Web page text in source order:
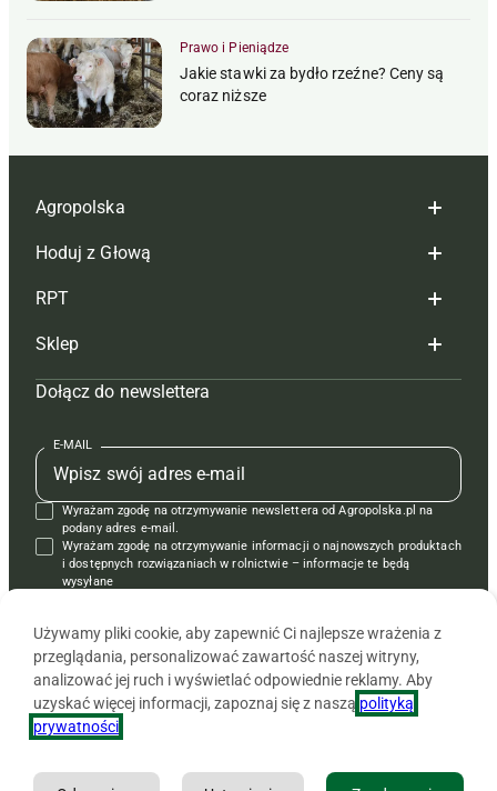
Prawo i Pieniądze
Jakie stawki za bydło rzeźne? Ceny są
coraz niższe
Agropolska
Redakcja
Reklama
Tagi
Mapa serwisu
Kontakt
Regulamin
Polityka prywatności
Hoduj z Głową
Hoduj z głową bydło
Hoduj z głową świnie
Prenumerata
Redakcja
Kontakt
Reklama
RPT
Redakcja
Prenumerata
Reklama
Kontakt
Krzyżówki
Sklep
Czasopisma i prenumerata
Książki
Regulamin
Dołącz do newslettera
E-MAIL
Wyrażam zgodę na otrzymywanie newslettera od Agropolska.pl na
podany adres e-mail.
Wyrażam zgodę na otrzymywanie informacji o najnowszych produktach
i dostępnych rozwiązaniach w rolnictwie – informacje te będą
wysyłane
Używamy pliki cookie, aby zapewnić Ci najlepsze wrażenia z
przeglądania, personalizować zawartość naszej witryny,
analizować jej ruch i wyświetlać odpowiednie reklamy. Aby
uzyskać więcej informacji, zapoznaj się z naszą polityką
prywatności